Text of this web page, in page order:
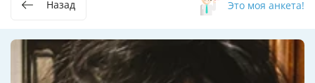
Назад Это моя анкета!